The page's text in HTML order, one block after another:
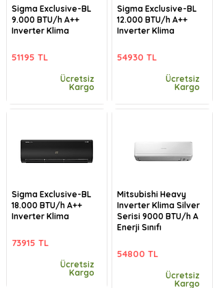
Sigma Exclusive-BL
9.000 BTU/h A++
Inverter Klima
51195 TL
Ücretsiz
Kargo
Sigma Exclusive-BL
18.000 BTU/h A++
Inverter Klima
73915 TL
Ücretsiz
Kargo
Sigma Exclusive-BL
12.000 BTU/h A++
Inverter Klima
54930 TL
Ücretsiz
Kargo
Mitsubishi Heavy
Inverter Klima Silver
Serisi 9000 BTU/h A
Enerji Sınıfı
54800 TL
Ücretsiz
Kargo